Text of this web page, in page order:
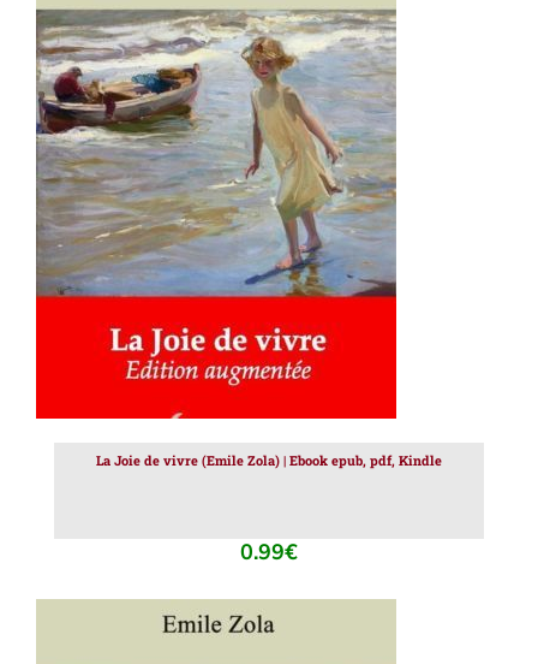
AJOUTER AU PANIER / DÉTAILS
La Joie de vivre (Emile Zola) | Ebook epub, pdf, Kindle
0.99€